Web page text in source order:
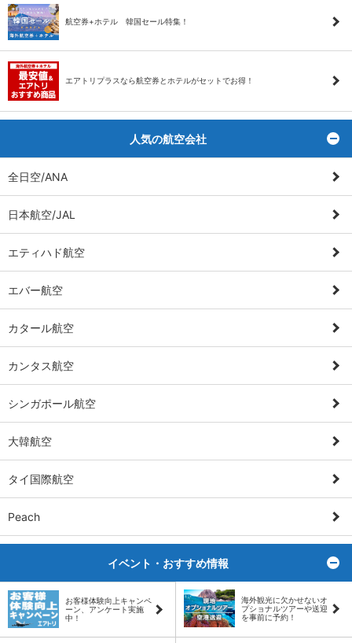
航空券+ホテル 韓国セール特集！
エアトリプラスなら航空券とホテルがセットでお得！
人気の航空会社 ト
全日空/ANA
日本航空/JAL
エティハド航空
エバー航空
カタール航空
カンタス航空
シンガポール航空
大韓航空
タイ国際航空
Peach
イベント・おすすめ情報 ト
お客様体験向上キャンペ
ーン、アンケート実施
中！
海外観光に欠かせないオ
プショナルツアーや送迎
を事前に予約！